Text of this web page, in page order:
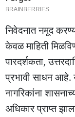
निवेदनात नमूद
केवळ माहिती
पारदर्शकता,
प्रभावी साधन आहे.
नागरिकांना
अधिकार प्राप्त